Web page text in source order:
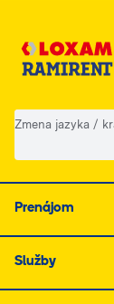
Zmena jazyka /
Prenájom
Služby